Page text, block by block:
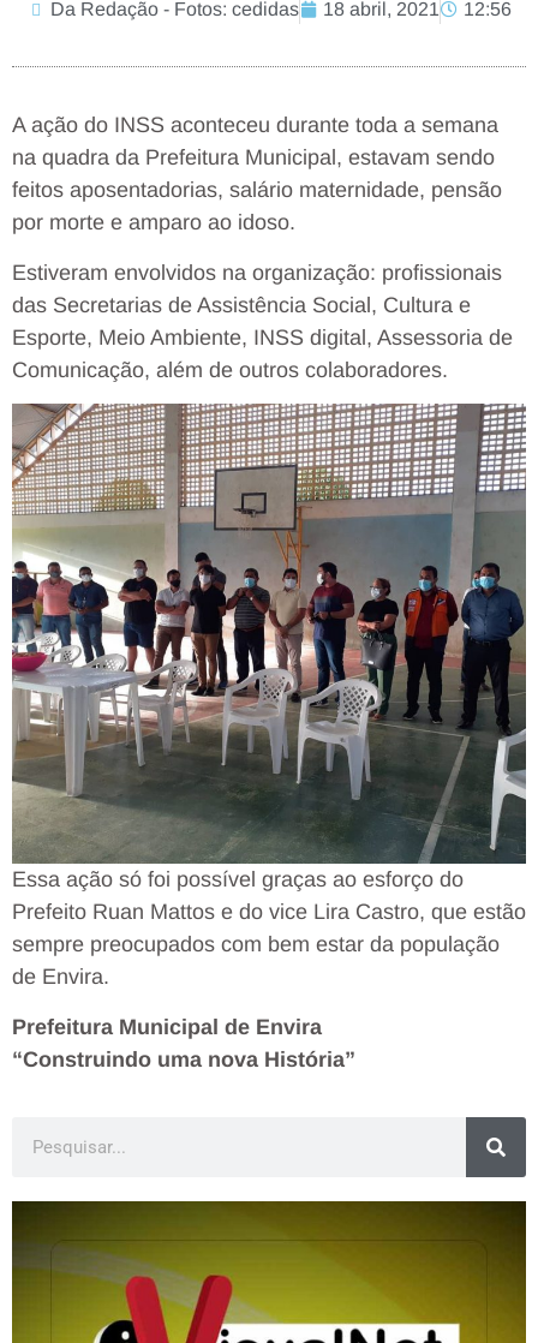
Da Redação - Fotos: cedidas 18 abril, 2021 12:56
A ação do INSS aconteceu durante toda a semana
na quadra da Prefeitura Municipal, estavam sendo
feitos aposentadorias, salário maternidade, pensão
por morte e amparo ao idoso.
Estiveram envolvidos na organização: profissionais
das Secretarias de Assistência Social, Cultura e
Esporte, Meio Ambiente, INSS digital, Assessoria de
Comunicação, além de outros colaboradores.
Essa ação só foi possível graças ao esforço do
Prefeito Ruan Mattos e do vice Lira Castro, que estão
sempre preocupados com bem estar da população
de Envira.
Prefeitura Municipal de Envira
“Construindo uma nova História”